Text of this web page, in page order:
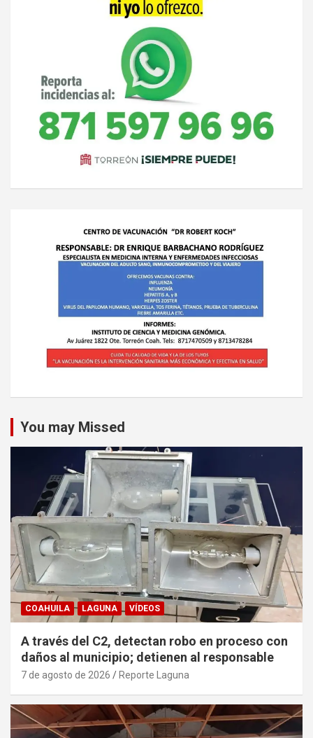
You may Missed
COAHUILA LAGUNA VÍDEOS
A través del C2, detectan robo en proceso con
daños al municipio; detienen al responsable
7 de agosto de 2026 Reporte Laguna